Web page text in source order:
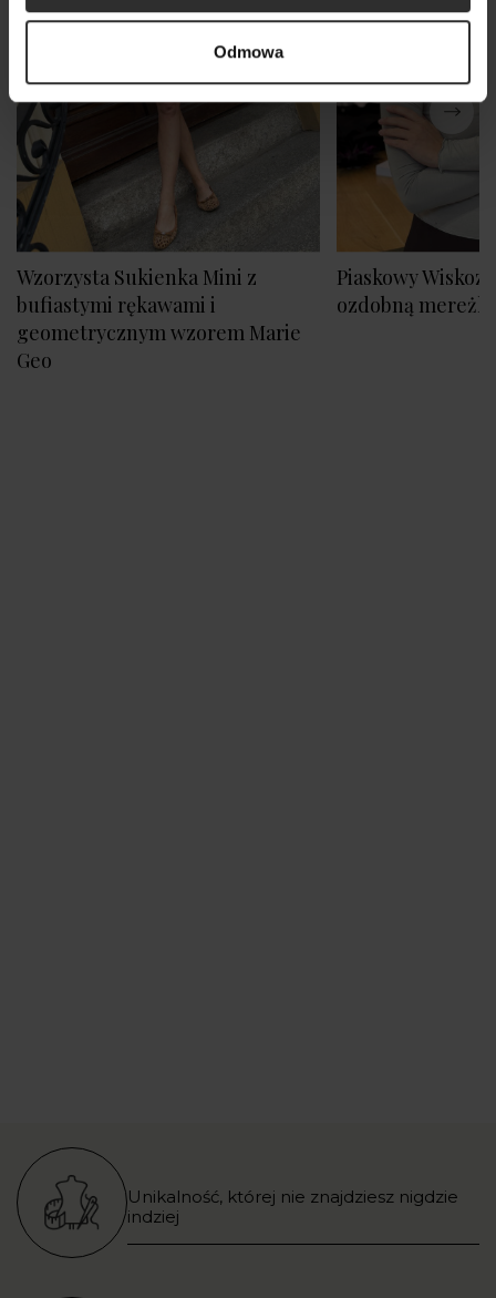
Odmowa
Wzorzysta Sukienka Mini z
bufiastymi rękawami i
geometrycznym wzorem Marie
Geo
Piaskowy
ozdobną
Unikalność, której nie znajdziesz nigdzie
indziej